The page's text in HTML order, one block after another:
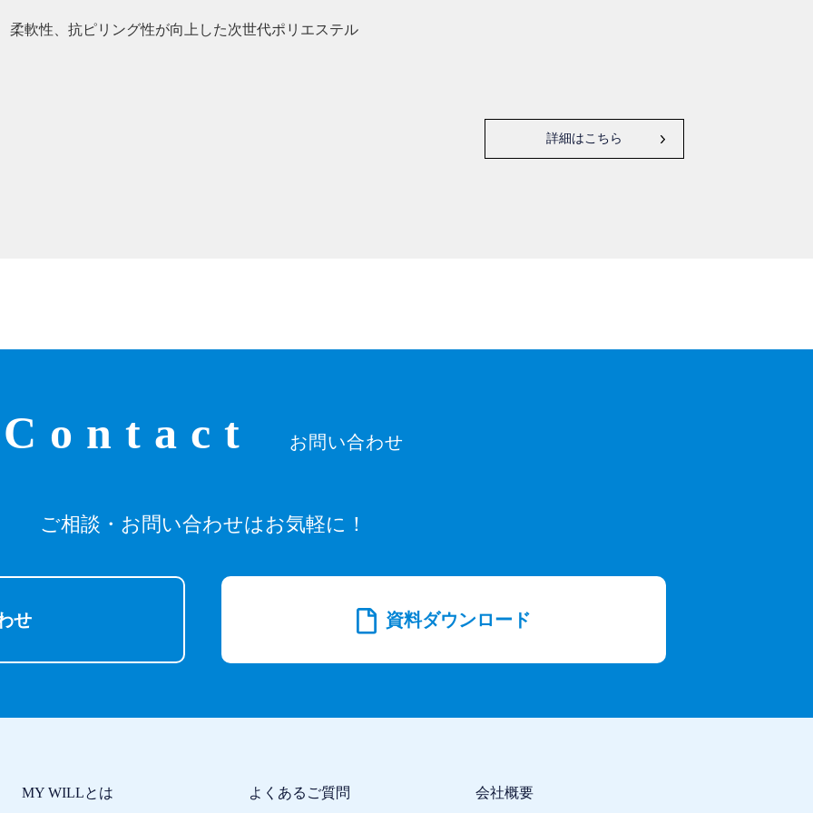
柔軟性、抗ピリング性が向上した次世代ポリエステル
詳細はこちら
Contact お問い合わせ
ご相談・お問い合わせはお気軽に！
せ 資料ダウンロード
MY WILLとは よくあるご質問 会社概要